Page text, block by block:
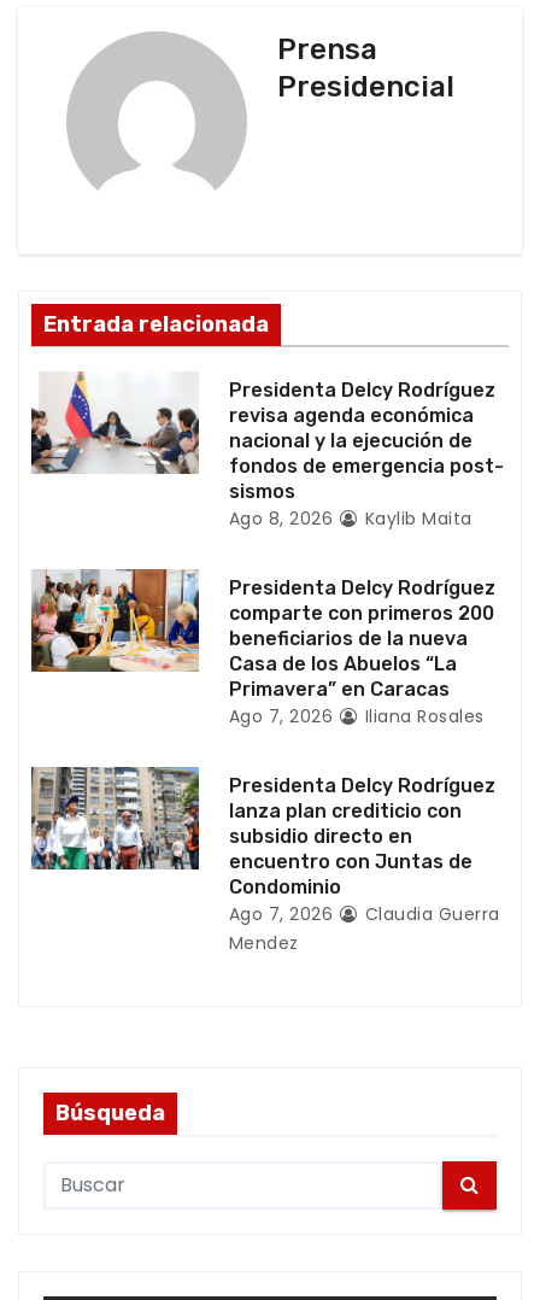
n
d
e
e
t
r
a
a
s
Prensa
Presidencial
Entrada relacionada
Presidenta Delcy Rodríguez
revisa agenda económica
nacional y la ejecución de
fondos de emergencia post-
sismos
Ago 8, 2026 Kaylib Maita
Presidenta Delcy Rodríguez
comparte con primeros 200
beneficiarios de la nueva
Casa de los Abuelos “La
Primavera” en Caracas
Ago 7, 2026 Iliana Rosales
Presidenta Delcy Rodríguez
lanza plan crediticio con
subsidio directo en
encuentro con Juntas de
Condominio
Ago 7, 2026
Claudia Guerra
Mendez
Búsqueda